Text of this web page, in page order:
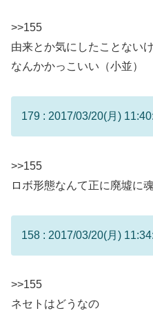
>>155
由来とか気にしたことない
なんかかっこいい（小並）
179 : 2017/03/20(月)
>>155
ロボ形態なんて正に廃墟に
158 : 2017/03/20(月)
>>155
ネセトはどうなの